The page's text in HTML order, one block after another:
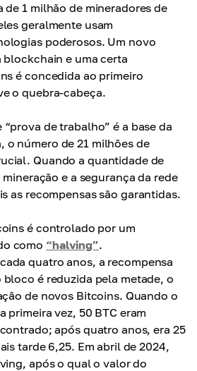
de 1 milhão de mineradores de
geralmente usam
poderosos. Um novo
e uma certa
é concedida ao primeiro
o quebra-cabeça.
de trabalho” é a base da
o número de 21 milhões de
Quando a quantidade de
e a segurança da rede
as recompensas são garantidas.
é controlado por um
como “halving”.
quatro anos, a recompensa
é reduzida pela metade, o
de novos Bitcoins. Quando o
primeira vez, 50 BTC eram
após quatro anos, era 25
tarde 6,25. Em abril de 2024,
após o qual o valor do